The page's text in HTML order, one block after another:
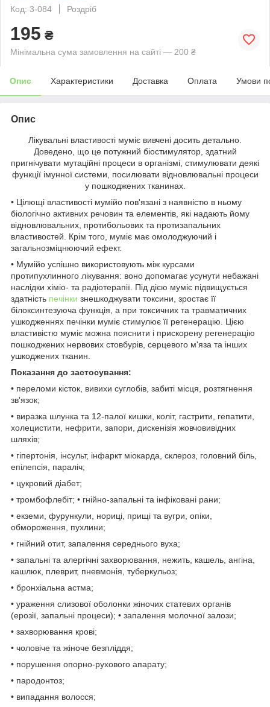
Код: 3-084
Роздріб
195 ₴
Мінімальна сума замовлення на сайті — 200 ₴
Опис Характеристики Доставка Оплата Умови
Опис
Лікувальні властивості муміє вивчені досить детально.
Доведено, що це потужний біостимулятор, здатний
пригнічувати мутаційні процеси в організмі, стимулювати деякі
функції імунної системи, посилювати відновлювальні процеси
у пошкоджених тканинах.
• Цілющі властивості мумійо пов'язані з наявністю в ньому
біологічно активних речовин та елементів, які надають йому
відновлювальних, протибольових та протизапальних
властивостей. Крім того, муміє має омолоджуючий і
загальнозміцнюючий ефект.
• Мумійо успішно використовують між курсами
протипухлинного лікування: воно допомагає усунути небажані
наслідки хіміо- та радіотерапії. Під дією муміє підвищується
здатність печінки знешкоджувати токсини, зростає її
білоксинтезуюча функція, а при токсичних та травматичних
ушкодженнях печінки муміє стимулює її регенерацію. Цією
властивістю муміє можна пояснити і прискорену регенерацію
пошкоджених нервових стовбурів, серцевого м'яза та інших
ушкоджених тканин.
Показання до застосування:
• переломи кісток, вивихи суглобів, забиті місця, розтягнення
зв'язок;
• виразка шлунка та 12-палої кишки, коліт, гастрити, гепатити,
холецистити, нефрити, запори, дискенізія жовчовивідних
шляхів;
• гіпертонія, інсульт, інфаркт міокарда, склероз, головний біль,
епілепсія, параліч;
• цукровий діабет;
• тромбофлебіт; • гнійно-запальні та інфіковані рани;
• екземи, фурункули, нориці, прищі та вугри, опіки,
обмороження, пухлини;
• гнійний отит, запалення середнього вуха;
• запальні та алергічні захворювання, нежить, кашель, ангіна,
кашлюк, плеврит, пневмонія, туберкульоз;
• бронхіальна астма;
• ураження слизової оболонки жіночих статевих органів
(ерозії, запальні процеси); • запалення молочної залози;
• захворювання крові;
• чоловіче та жіноче безпліддя;
• порушення опорно-рухового апарату;
• пародонтоз;
• випадання волосся;